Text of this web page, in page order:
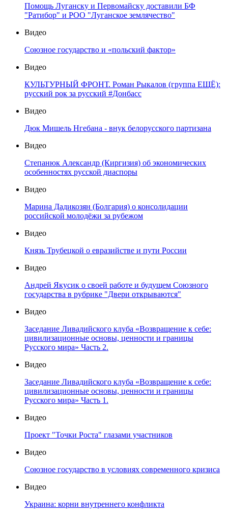
Помощь Луганску и Первомайску доставили БФ
"Ратибор" и РОО "Луганское землячество"
Видео
Союзное государство и «польский фактор»
Видео
КУЛЬТУРНЫЙ ФРОНТ. Роман Рыкалов (группа ЕЩЁ):
русский рок за русский #Донбасс
Видео
Дюк Мишель Нгебана - внук белорусского партизана
Видео
Степанюк Александр (Киргизия) об экономических
особенностях русской диаспоры
Видео
Марина Дадикозян (Болгария) о консолидации
российской молодёжи за рубежом
Видео
Князь Трубецкой о евразийстве и пути России
Видео
Андрей Якусик о своей работе и будущем Союзного
государства в рубрике "Двери открываются"
Видео
Заседание Ливадийского клуба «Возвращение к себе:
цивилизационные основы, ценности и границы
Русского мира» Часть 2.
Видео
Заседание Ливадийского клуба «Возвращение к себе:
цивилизационные основы, ценности и границы
Русского мира» Часть 1.
Видео
Проект "Точки Роста" глазами участников
Видео
Союзное государство в условиях современного кризиса
Видео
Украина: корни внутреннего конфликта